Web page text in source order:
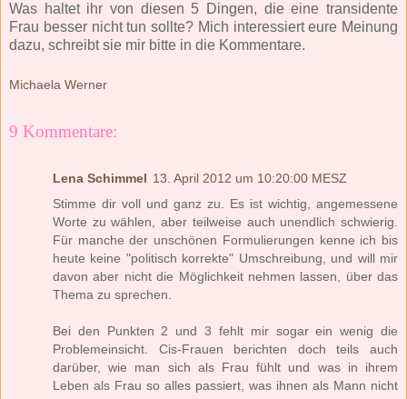
Was haltet ihr von diesen 5 Dingen, die eine transidente
Frau besser nicht tun sollte? Mich interessiert eure Meinung
dazu, schreibt sie mir bitte in die Kommentare.
Michaela Werner
9 Kommentare:
Lena Schimmel 13. April 2012 um 10:20:00 MESZ
Stimme dir voll und ganz zu. Es ist wichtig, angemessene
Worte zu wählen, aber teilweise auch unendlich schwierig.
Für manche der unschönen Formulierungen kenne ich bis
heute keine "politisch korrekte" Umschreibung, und will mir
davon aber nicht die Möglichkeit nehmen lassen, über das
Thema zu sprechen.
Bei den Punkten 2 und 3 fehlt mir sogar ein wenig die
Problemeinsicht. Cis-Frauen berichten doch teils auch
darüber, wie man sich als Frau fühlt und was in ihrem
Leben als Frau so alles passiert, was ihnen als Mann nicht